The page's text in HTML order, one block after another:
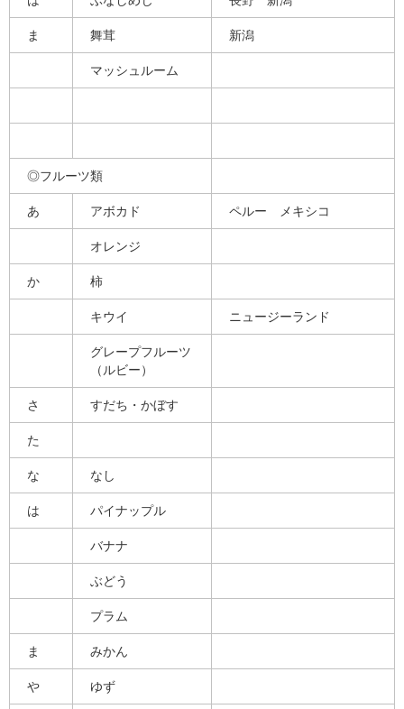
ま 舞茸 新潟
マッシュルーム
◎フルーツ類
あ アボカド ペルー メキシコ
オレンジ
か 柿
キウイ ニュージーランド
グレープフルーツ
（ルビー）
さ すだち・かぼす
た
な なし
は パイナップル
バナナ
ぶどう
プラム
ま みかん
や ゆず